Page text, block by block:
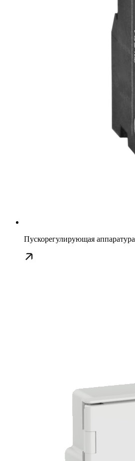
Пускорегулирующая аппаратура